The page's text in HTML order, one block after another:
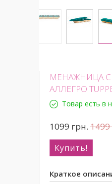
МЕНАЖНИЦА
АЛЛЕГРО
Товар есть в
1099 грн. 1499
Купить!
Краткое